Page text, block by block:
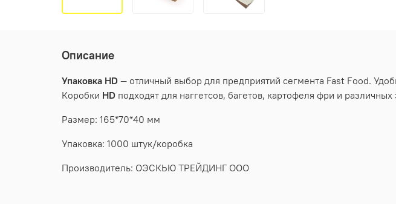
Описание
Упаковка HD — отличный выбор для предприятий сегмента Fast Food.
Коробки HD подходят для наггетсов, багетов, картофеля фри и различных
Размер: 165*70*40 мм
Упаковка: 1000 штук/коробка
Производитель: ОЭСКЬЮ ТРЕЙДИНГ ООО